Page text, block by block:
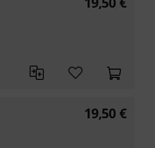
19,50 €